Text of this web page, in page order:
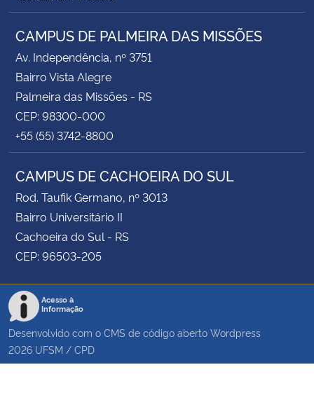
CAMPUS DE PALMEIRA DAS MISSÕES
Av. Independência, nº 3751
Bairro Vista Alegre
Palmeira das Missões - RS
CEP: 98300-000
+55 (55) 3742-8800
CAMPUS DE CACHOEIRA DO SUL
Rod. Taufik Germano, nº 3013
Bairro Universitário II
Cachoeira do Sul - RS
CEP: 96503-205
Acesso à
Informação
Desenvolvido com o CMS de código aberto Wordpress
2026 UFSM / CPD